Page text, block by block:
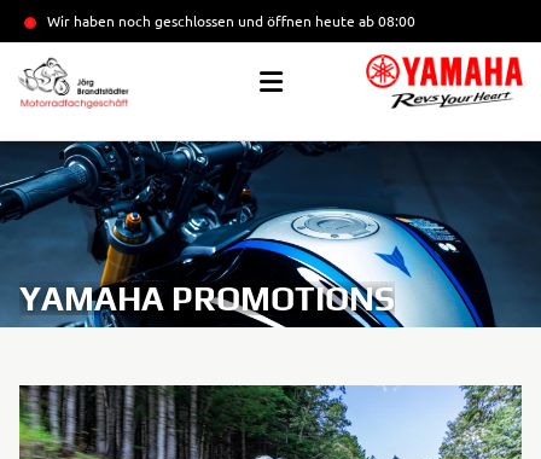
Wir haben noch geschlossen und öffnen heute ab 08:00
YAMAHA PROMOTIONS